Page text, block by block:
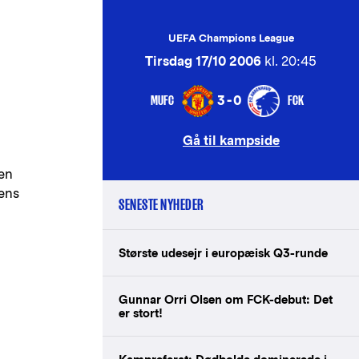
UEFA Champions League
Tirsdag 17/10 2006 kl. 20:45
MUFC 3-0 FCK
Gå til kampside
SENESTE NYHEDER
Største udesejr i europæisk Q3-runde
Gunnar Orri Olsen om FCK-debut: Det
er stort!